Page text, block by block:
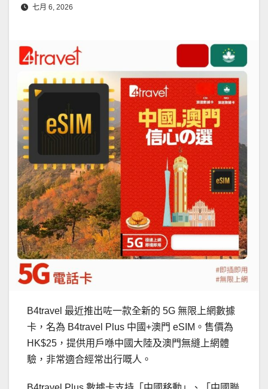
七月 6, 2026
B4travel 最近推出咗一款全新的 5G 無限上網數據
卡，名為 B4travel Plus 中國+澳門 eSIM。售價為
HK$25，提供用戶喺中國大陸及澳門無縫上網體
驗，非常適合經常出行嘅人。